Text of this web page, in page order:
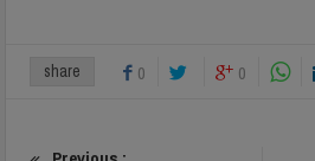
share 0 0